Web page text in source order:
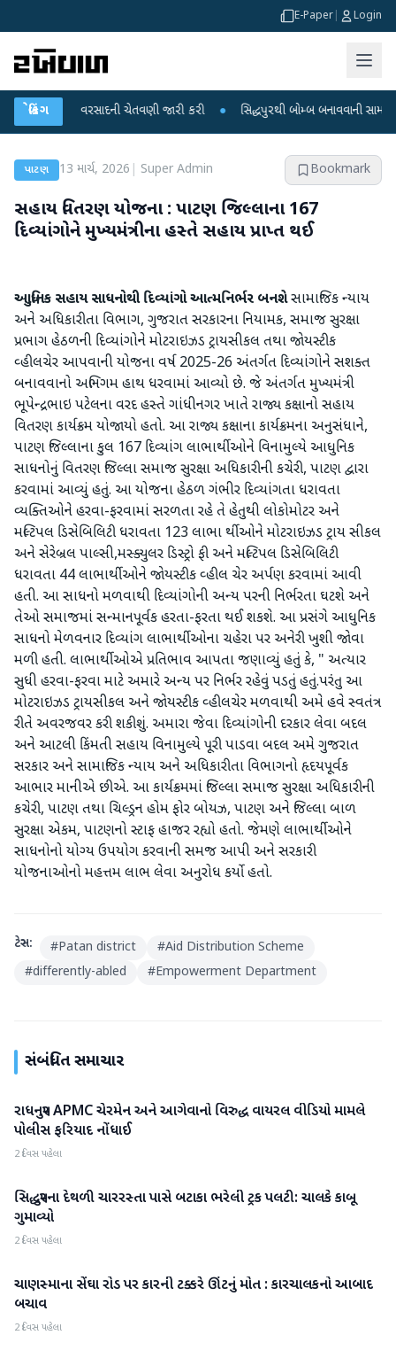
E-Paper Login
બ્રેકિંગ
ભારે વરસાદની ચેતવણી જારી કરી ● સિદ્ધપુરથી બોમ્બ બનાવવાની સામગ્રી સાથે
પાટણ 13 માર્ચ, 2026 Super Admin Bookmark
સહાય વિતરણ યોજના : પાટણ જિલ્લાના 167
દિવ્યાંગોને મુખ્યમંત્રીના હસ્તે સહાય પ્રાપ્ત થઈ
આધુનિક સહાય સાધનોથી દિવ્યાંગો આત્મનિર્ભર બનશેસામાજિક ન્યાય
અને અધિકારીતા વિભાગ, ગુજરાત સરકારના નિયામક, સમાજ સુરક્ષા
પ્રભાગ હેઠળની દિવ્યાંગોને મોટરાઇઝડ ટ્રાયસીકલ તથા જોયસ્ટીક
વ્હીલચેર આપવાની યોજના વર્ષ 2025-26 અંતર્ગત દિવ્યાંગોને સશક્ત
બનાવવાનો અભિગમ હાથ ધરવામાં આવ્યો છે. જે અંતર્ગત મુખ્યમંત્રી
ભૂપેન્દ્રભાઇ પટેલના વરદ હસ્તે ગાંધીનગર ખાતે રાજ્ય કક્ષાનો સહાય
વિતરણ કાર્યક્રમ યોજાયો હતો. આ રાજ્ય કક્ષાના કાર્યક્રમના અનુસંધાને,
પાટણ જિલ્લાના કુલ 167 દિવ્યાંગ લાભાર્થીઓને વિનામુલ્યે આધુનિક
સાધનોનું વિતરણ જિલ્લા સમાજ સુરક્ષા અધિકારીની કચેરી, પાટણ દ્વારા
કરવામાં આવ્યું હતું. આ યોજના હેઠળ ગંભીર દિવ્યાંગતા ધરાવતા
વ્યક્તિઓને હરવા-ફરવામાં સરળતા રહે તે હેતુથી લોકોમોટર અને
મલ્ટિપલ ડિસેબિલિટી ધરાવતા 123 લાભા ર્થીઓને મોટરાઇઝડ ટ્રાય સીકલ
અને સેરેબ્રલ પાલ્સી,મસ્ક્યુલર ડિસ્ટ્રો ફી અને મલ્ટિપલ ડિસેબિલિટી
ધરાવતા 44 લાભાર્થીઓને જોયસ્ટીક વ્હીલ ચેર અર્પણ કરવામાં આવી
હતી. આ સાધનો મળવાથી દિવ્યાંગોની અન્ય પરની નિર્ભરતા ઘટશે અને
તેઓ સમાજમાં સન્માનપૂર્વક હરતા-ફરતા થઈ શકશે. આ પ્રસંગે આધુનિક
સાધનો મેળવનાર દિવ્યાંગ લાભાર્થીઓના ચહેરા પર અનેરી ખુશી જોવા
મળી હતી. લાભાર્થીઓએ પ્રતિભાવ આપતા જણાવ્યું હતું કે, " અત્યાર
સુધી હરવા-ફરવા માટે અમારે અન્ય પર નિર્ભર રહેવું પડતું હતું.પરંતુ આ
મોટરાઇઝડ ટ્રાયસીકલ અને જોયસ્ટીક વ્હીલચેર મળવાથી અમે હવે સ્વતંત્ર
રીતે અવરજવર કરી શકીશું. અમારા જેવા દિવ્યાંગોની દરકાર લેવા બદલ
અને આટલી કિંમતી સહાય વિનામુલ્યે પૂરી પાડવા બદલ અમે ગુજરાત
સરકાર અને સામાજિક ન્યાય અને અધિકારીતા વિભાગનો હૃદયપૂર્વક
આભાર માનીએ છીએ. આ કાર્યક્રમમાં જિલ્લા સમાજ સુરક્ષા અધિકારીની
કચેરી, પાટણ તથા ચિલ્ડ્રન હોમ ફોર બોયઝ, પાટણ અને જિલ્લા બાળ
સુરક્ષા એકમ, પાટણનો સ્ટાફ હાજર રહ્યો હતો. જેમણે લાભાર્થીઓને
સાધનોનો યોગ્ય ઉપયોગ કરવાની સમજ આપી અને સરકારી
યોજનાઓનો મહત્તમ લાભ લેવા અનુરોધ કર્યો હતો.
ટેગ્સ: #Patan district #Aid Distribution Scheme
#differently-abled #Empowerment Department
સંબંધિત સમાચાર
પાટણ
રાધનપુર APMC ચેરમેન અને આગેવાનો વિરુદ્ધ વાયરલ વીડિયો મામલે
પોલીસ ફરિયાદ નોંધાઈ
2 દિવસ પહેલા
પાટણ
સિદ્ધપુરના દેથળી ચારરસ્તા પાસે બટાકા ભરેલી ટ્રક પલટી: ચાલકે કાબૂ
ગુમાવ્યો
2 દિવસ પહેલા
પાટણ
ચાણસ્માના સેંઘા રોડ પર કારની ટક્કરે ઊંટનું મોત : કારચાલકનો આબાદ
બચાવ
2 દિવસ પહેલા